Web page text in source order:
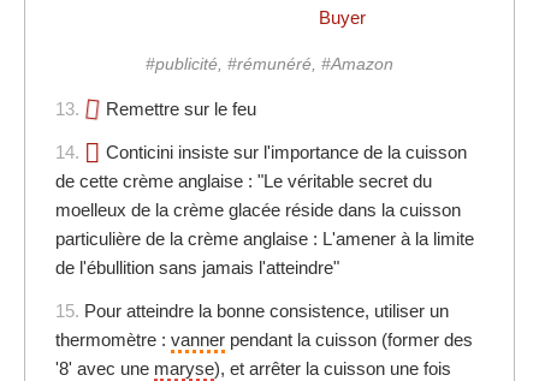
Buyer
#publicité, #rémunéré, #Amazon
13. Remettre sur le feu
14.
Conticini insiste sur l'importance de la cuisson
de cette crème anglaise : "Le véritable secret du
moelleux de la crème glacée réside dans la cuisson
particulière de la crème anglaise : L'amener à la limite
de l'ébullition sans jamais l'atteindre"
15. Pour atteindre la bonne consistence, utiliser un
thermomètre : vanner pendant la cuisson (former des
'8' avec une maryse), et arrêter la cuisson une fois